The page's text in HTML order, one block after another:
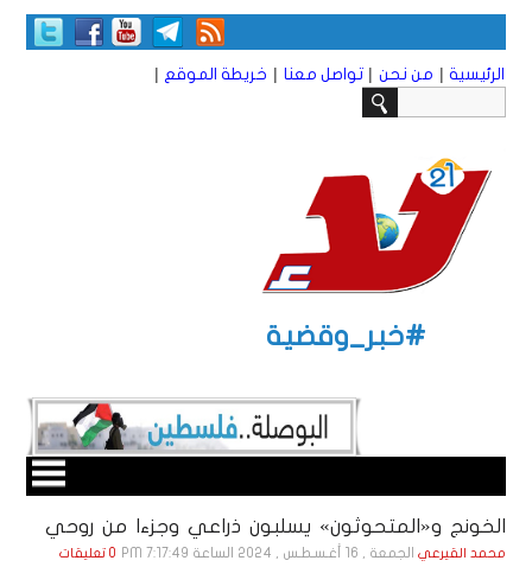
الرئيسية | من نحن | تواصل معنا | خريطة الموقع |
#خبر_وقضية
الخونج و«المتحوثون» يسلبون ذراعي وجزءا من روحي
محمد القيرعي الجمعة , 16 أغـسـطـس , 2024 الساعة 7:17:49 PM 0 تعليقات